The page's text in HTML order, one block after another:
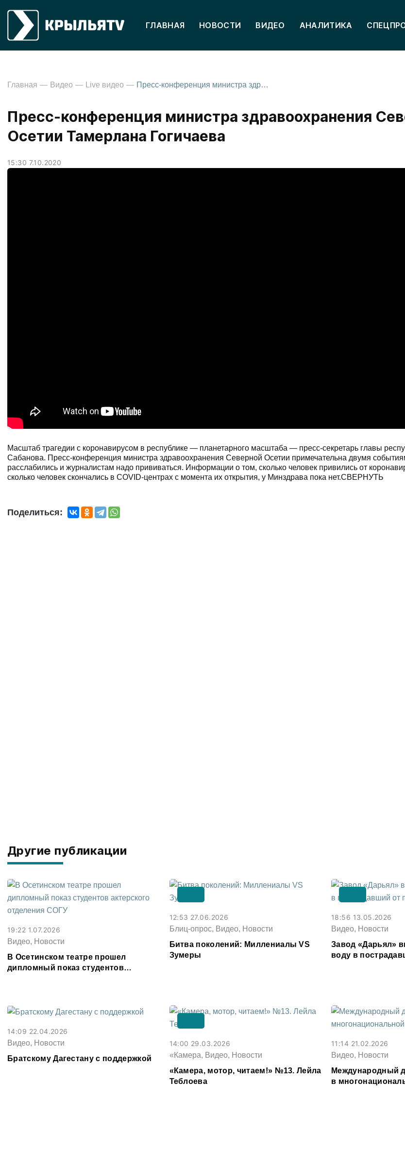
ГЛАВНАЯ НОВОСТИ ВИДЕО АНАЛИТИКА
Главная Видео Live видео Пресс-конференция министра здравоохранения Северной Осетии Тамерлана Гогичаева
Пресс-конференция министра здравоохранения
Осетии Тамерлана Гогичаева
15:30 7.10.2020
Масштаб трагедии с коронавирусом в республике — планетарного масштаба — пресс-секретарь главы
Сабанова. Пресс-конференция министра здравоохранения Северной Осетии примечательна двумя
расслабились и журналистам надо прививаться. Информации о том, сколько человек привились от
сколько человек скончались в COVID-центрах с момента их открытия, у Минздрава пока нет.СВЕРНУТЬ
Поделиться:
Другие публикации
19:22 1.07.2026
Видео, Новости
В Осетинском театре прошел
дипломный показ студентов
12:53 27.06.2026
Блиц-опрос, Видео, Новости
Битва поколений: Миллениалы VS
Зумеры
18:56 13.05.2026
Видео, Новости
Завод «Дарьял»
воду в
14:09 22.04.2026
Видео, Новости
Братскому Дагестану с поддержкой
14:00 29.03.2026
«Камера, Видео, Новости
«Камера, мотор, читаем!» №13. Лейла
Теблоева
11:14 21.02.2026
Видео, Новости
Международный
в